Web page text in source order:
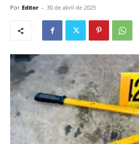
Por Editor - 30 de abril de 2025